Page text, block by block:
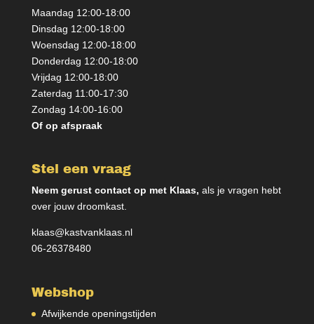
Maandag 12:00-18:00
Dinsdag 12:00-18:00
Woensdag 12:00-18:00
Donderdag 12:00-18:00
Vrijdag 12:00-18:00
Zaterdag 11:00-17:30
Zondag 14:00-16:00
Of op afspraak
Stel een vraag
Neem gerust contact op met Klaas, als je vragen hebt
over jouw droomkast.
klaas@kastvanklaas.nl
06-26378480
Webshop
Afwijkende openingstijden